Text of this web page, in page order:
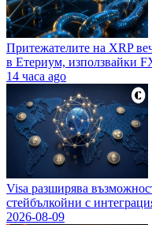
Притежателите на XRP
в Етериум, използвайки
14 часа ago
Visa разширява
стейбълкойни с
2026-08-09